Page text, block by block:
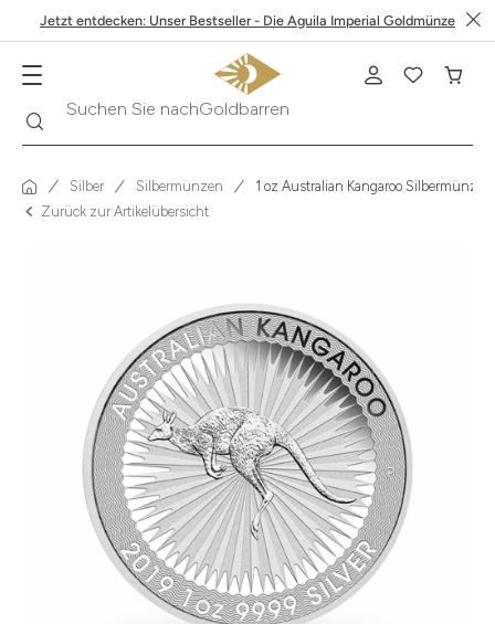
Jetzt entdecken: Unser Bestseller - Die Aguila Imperial Goldmünze
Suchen Sie nach
Silber Silbermünzen
1 oz Australian Kangaroo Silbermünze
Zurück zur Artikelübersicht